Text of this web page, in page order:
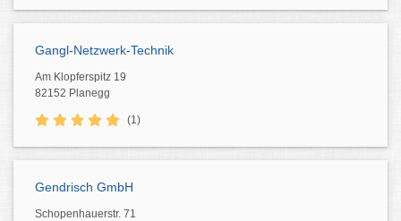
Gangl-Netzwerk-Technik
Am Klopferspitz 19
82152 Planegg
(1)
Gendrisch GmbH
Schopenhauerstr. 71